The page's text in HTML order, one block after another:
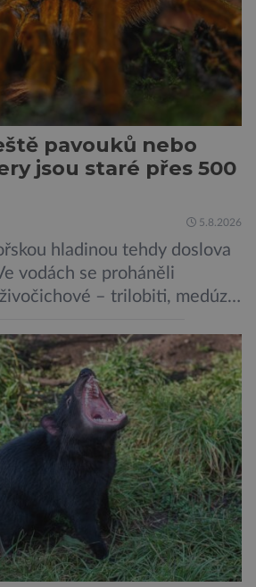
pavouků nebo
jsou staré přes 500
5.8.2026
hladinou tehdy doslova
vodách se proháněli
– trilobiti, medúzy
podobný tvor, který měl
pro dnešní pavouky.
jsou členovci patřící do
Vyznačují se takzvanými
u nich představují právě […]